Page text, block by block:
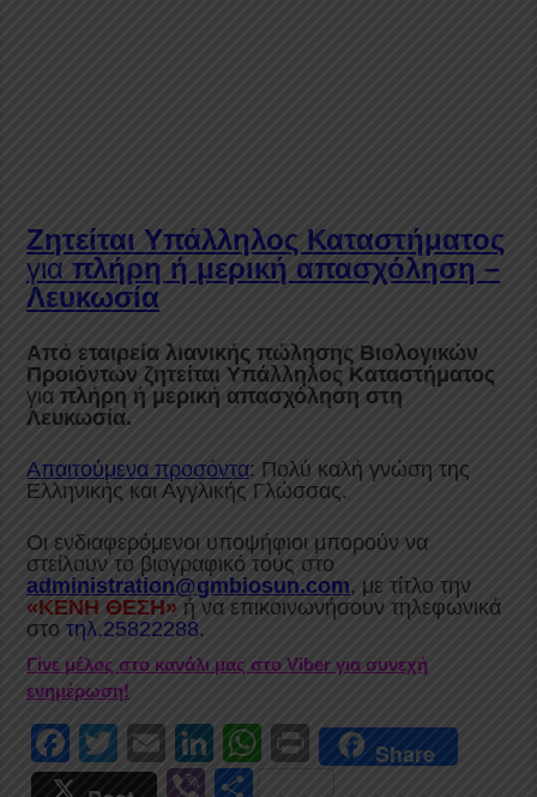
Ζητείται Υπάλληλος Καταστήματος
γιαπλήρη ή μερική απασχόληση –
Λευκωσία
Από εταιρεία λιανικής πώλησης Βιολογικών
Προιόντων ζητείταιΥπάλληλος Καταστήματος
γιαπλήρη ή μερική απασχόληση στη
Λευκωσία.
Απαιτούμενα προσόντα: Πολύ καλή γνώση της
Ελληνικής και Αγγλικής Γλώσσας.
Οι ενδιαφερόμενοι υποψήφιοι μπορούν να
στείλουν το βιογραφικό τους στο
administration@gmbiosun.com, με τίτλο την
«ΚΕΝΗ ΘΕΣΗ» ή να επικοινωνήσουν τηλεφωνικά
στοτηλ.25822288.
Γίνε μέλος στο κανάλι μας στο Viber για συνεχή
ενημέρωση!
F
a
T
wi
E
m
Li
n
W Pr
Share
Vi